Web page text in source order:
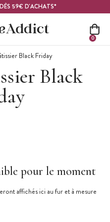
59€ D'ACHATS*
0
Black Friday
Black
pour le moment
affichés ici au fur et à mesure